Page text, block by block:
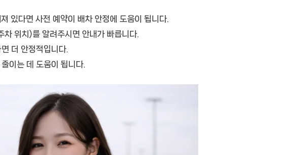
있다면 사전 예약이 배차 안정에 도움이 됩니다.
차 위치)를 알려주시면 안내가 빠릅니다.
더 안정적입니다.
이는 데 도움이 됩니다.